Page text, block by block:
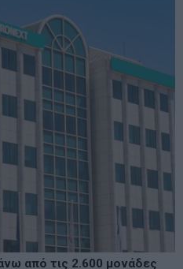
από τις 2.600 μονάδες